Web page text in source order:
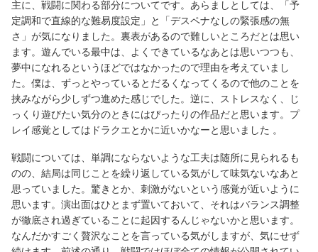
主に、戦闘に関わる部分についてです。あらましとしては、「予
定調和で直線的な難易度設定」と「デスペナなしの緊張感の無
さ」が気になりました。裏表があるので難しいところだとは思い
ます。遊んでいる最中は、よくできているなあとは思いつつも、
夢中になれるというほどではなかったので理由を考えていまし
た。僕は、ずっとやっているとだるくなってくるので他のことを
挟みながら少しずつ進めた感じでした。逆に、ストレスなく、じ
っくり遊びたい気分のときにはぴったりの作品だと思います。プ
レイ感覚としてはドラクエとかに近いかなーと思いました 。
戦闘については、単調にならないような工夫は随所に見られるも
のの、結局は同じことを繰り返している気がして味気ないなあと
思っていました。驚きとか、刺激がないという感覚が近いように
思います。演出面はひとまず置いておいて、それはバランス調整
が徹底され過ぎていることに起因するんじゃないかと思います。
なんだかすごく贅沢なことを言っている気がしますが、気にせず